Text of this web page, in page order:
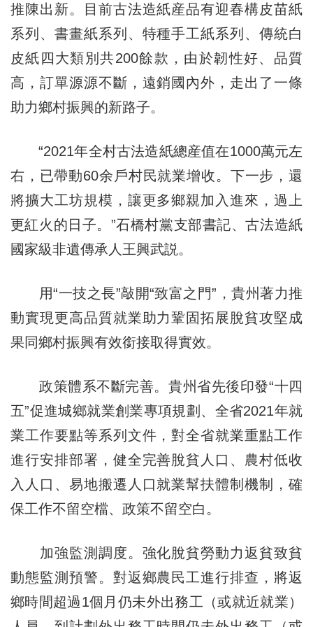
推陳出新。目前古法造紙産品有迎春構皮苗紙
系列、書畫紙系列、特種手工紙系列、傳統白
皮紙四大類別共200餘款，由於韌性好、品質
高，訂單源源不斷，遠銷國內外，走出了一條
助力鄉村振興的新路子。
“2021年全村古法造紙總産值在1000萬元左
右，已帶動60余戶村民就業增收。下一步，還
將擴大工坊規模，讓更多鄉親加入進來，過上
更紅火的日子。”石橋村黨支部書記、古法造紙
國家級非遺傳承人王興武説。
用“一技之長”敲開“致富之門”，貴州著力推
動實現更高品質就業助力鞏固拓展脫貧攻堅成
果同鄉村振興有效銜接取得實效。
政策體系不斷完善。貴州省先後印發“十四
五”促進城鄉就業創業專項規劃、全省2021年就
業工作要點等系列文件，對全省就業重點工作
進行安排部署，健全完善脫貧人口、農村低收
入人口、易地搬遷人口就業幫扶體制機制，確
保工作不留空檔、政策不留空白。
加強監測調度。強化脫貧勞動力返貧致貧
動態監測預警。對返鄉農民工進行排查，將返
鄉時間超過1個月仍未外出務工（或就近就業）